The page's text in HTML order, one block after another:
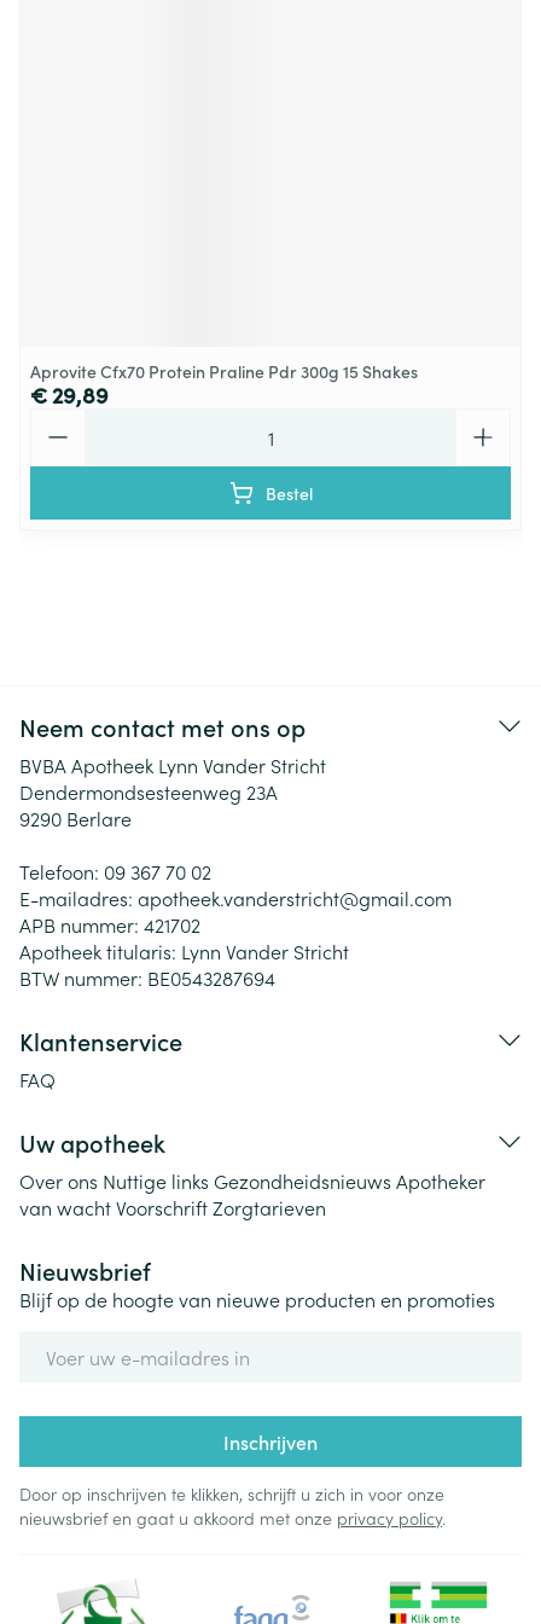
Aprovite Cfx70 Protein Praline Pdr 300g 15 Shakes
€ 29,89
Bestel
Neem contact met ons op
BVBA Apotheek Lynn Vander Stricht
Dendermondsesteenweg 23A
9290 Berlare
Telefoon: 09 367 70 02
E-mailadres: apotheek.vanderstricht@gmail.com
APB nummer: 421702
Apotheek titularis: Lynn Vander Stricht
BTW nummer: BE0543287694
Klantenservice
FAQ
Uw apotheek
Over ons Nuttige links Gezondheidsnieuws Apotheker
van wachtVoorschriftZorgtarieven
Nieuwsbrief
Blijf op de hoogte van nieuwe producten en promoties
Inschrijven
Door op inschrijven te klikken, schrijft u zich in voor onze
nieuwsbrief en gaat u akkoord met onze privacy policy.